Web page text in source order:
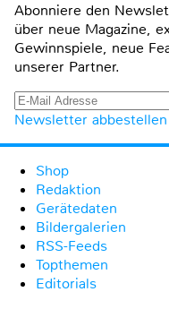
Abonniere den
über neue Magazine,
Gewinnspiele, neue
unserer Partner.
Newsletter abbestellen
Shop
Redaktion
Gerätedaten
Bildergalerien
RSS-Feeds
Topthemen
Editorials